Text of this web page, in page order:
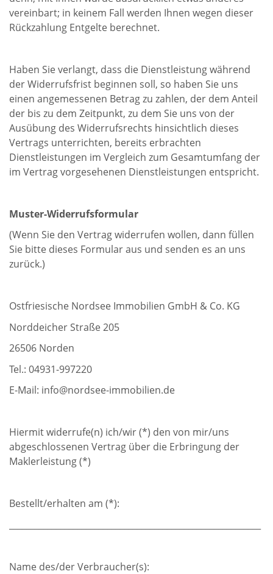
vereinbart; in keinem Fall werden Ihnen wegen dieser
Rückzahlung Entgelte berechnet.
Haben Sie verlangt, dass die Dienstleistung während
der Widerrufsfrist beginnen soll, so haben Sie uns
einen angemessenen Betrag zu zahlen, der dem Anteil
der bis zu dem Zeitpunkt, zu dem Sie uns von der
Ausübung des Widerrufsrechts hinsichtlich dieses
Vertrags unterrichten, bereits erbrachten
Dienstleistungen im Vergleich zum Gesamtumfang der
im Vertrag vorgesehenen Dienstleistungen entspricht.
Muster-Widerrufsformular
(Wenn Sie den Vertrag widerrufen wollen, dann füllen
Sie bitte dieses Formular aus und senden es an uns
zurück.)
Ostfriesische Nordsee Immobilien GmbH & Co. KG
Norddeicher Straße 205
26506 Norden
Tel.: 04931-997220
E-Mail: info@nordsee-immobilien.de
Hiermit widerrufe(n) ich/wir (*) den von mir/uns
abgeschlossenen Vertrag über die Erbringung der
Maklerleistung (*)
Bestellt/erhalten am (*):
Name des/der Verbraucher(s):